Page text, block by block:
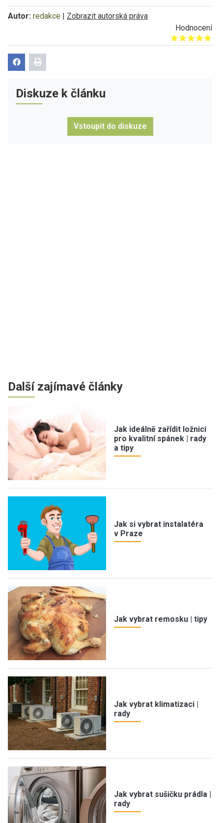
Autor: redakce | Zobrazit autorská práva
Hodnocení
Give it 1/5
Give it 2/5
Give it 3/5
Give it 4/5
Give it 5/5
Diskuze k článku
Vstoupit do diskuze
Další zajímavé články
Jak ideálně zařídit ložnici
pro kvalitní spánek | rady
a tipy
Jak si vybrat instalatéra
v Praze
Jak vybrat remosku | tipy
Jak vybrat klimatizaci |
rady
Jak vybrat sušičku prádla |
rady